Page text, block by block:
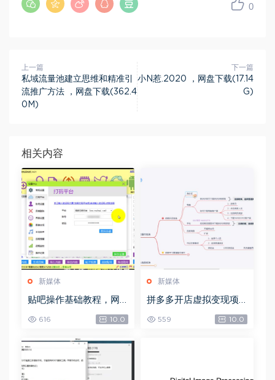
0
上一篇
私域流量池建立思维和精准引
流推广方法 ，网盘下载(362.4
0M)
下一篇
小N惹.2020 ，网盘下载(17.14
G)
相关内容
新媒体
贴吧操作基础教程，网
616 10.0
新媒体
拼多多开店虚拟变现项
559 10.0